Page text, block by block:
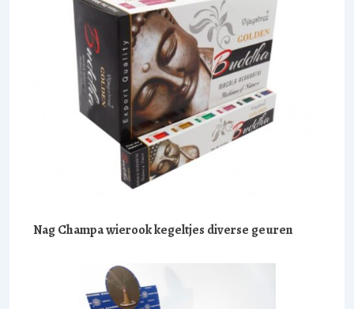
Nag Champa wierook kegeltjes diverse geuren